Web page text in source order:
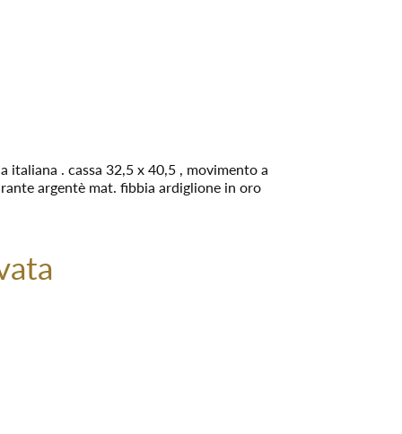
italiana . cassa 32,5 x 40,5 , movimento a
argentè mat. fibbia ardiglione in oro